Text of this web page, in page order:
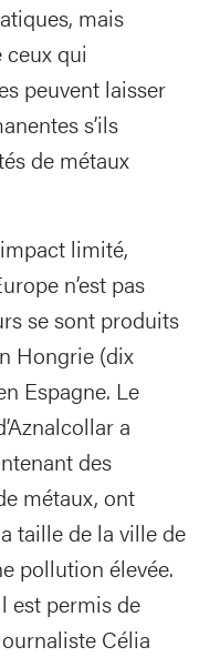
mais
qui
peuvent laisser
s’ils
de métaux
limité,
n’est pas
se sont produits
Hongrie (dix
Espagne. Le
a
des
métaux, ont
taille de la ville de
pollution élevée.
est permis de
Célia